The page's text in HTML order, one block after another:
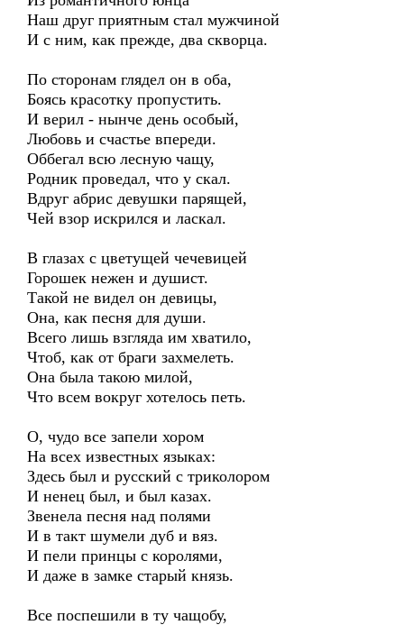
Наш друг приятным стал мужчиной
И с ним, как прежде, два скворца.
По сторонам глядел он в оба,
Боясь красотку пропустить.
И верил - нынче день особый,
Любовь и счастье впереди.
Оббегал всю лесную чащу,
Родник проведал, что у скал.
Вдруг абрис девушки парящей,
Чей взор искрился и ласкал.
В глазах с цветущей чечевицей
Горошек нежен и душист.
Такой не видел он девицы,
Она, как песня для души.
Всего лишь взгляда им хватило,
Чтоб, как от браги захмелеть.
Она была такою милой,
Что всем вокруг хотелось петь.
О, чудо все запели хором
На всех известных языках:
Здесь был и русский с триколором
И ненец был, и был казах.
Звенела песня над полями
И в такт шумели дуб и вяз.
И пели принцы с королями,
И даже в замке старый князь.
Все поспешили в ту чащобу,